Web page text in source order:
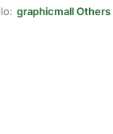
graphicmall Others